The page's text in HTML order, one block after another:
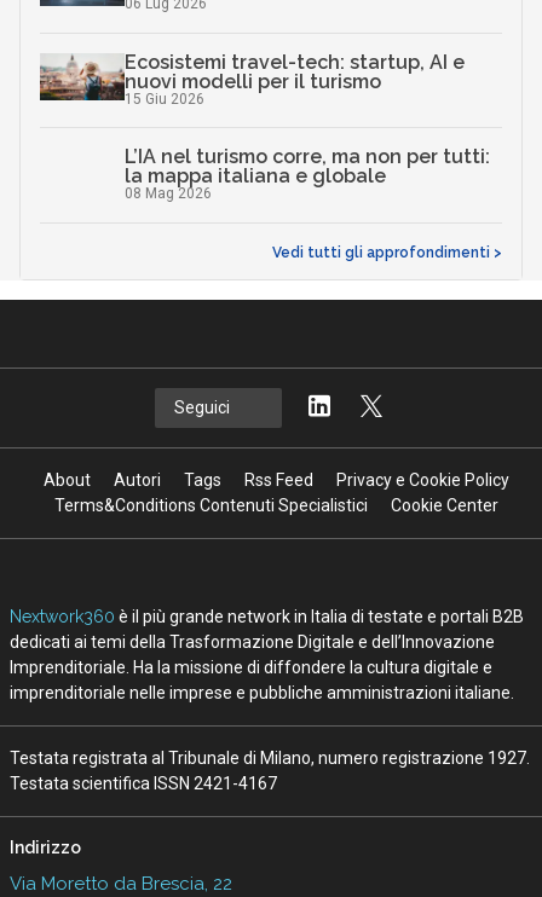
06 Lug 2026
Ecosistemi travel-tech: startup, AI e
nuovi modelli per il turismo
15 Giu 2026
L’IA nel turismo corre, ma non per tutti:
la mappa italiana e globale
08 Mag 2026
Vedi tutti gli approfondimenti >
Seguici
About Autori Tags Rss Feed
Privacy e Cookie Policy
Terms&Conditions Contenuti Specialistici
Cookie Center
Nextwork360 è il più grande network in Italia di testate e portali B2B
dedicati ai temi della Trasformazione Digitale e dell’Innovazione
Imprenditoriale. Ha la missione di diffondere la cultura digitale e
imprenditoriale nelle imprese e pubbliche amministrazioni italiane.
Testata registrata al Tribunale di Milano, numero registrazione 1927.
Testata scientifica ISSN 2421-4167
Indirizzo
Via Moretto da Brescia, 22